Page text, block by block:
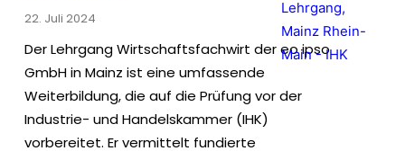
22. Juli 2024
Der Lehrgang Wirtschaftsfachwirt der eo ipso
GmbH in Mainz ist eine umfassende
Weiterbildung, die auf die Prüfung vor der
Industrie- und Handelskammer (IHK)
vorbereitet. Er vermittelt fundierte